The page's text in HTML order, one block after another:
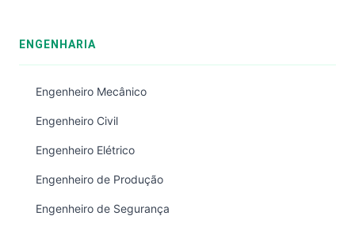
ENGENHARIA
Engenheiro Mecânico
Engenheiro Civil
Engenheiro Elétrico
Engenheiro de Produção
Engenheiro de Segurança